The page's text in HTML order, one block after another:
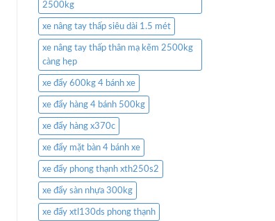
2500kg
xe nâng tay thấp siêu dài 1.5 mét
xe nâng tay thấp thân mạ kẽm 2500kg
càng hẹp
xe đẩy 600kg 4 bánh xe
xe đẩy hàng 4 bánh 500kg
xe đẩy hàng x370c
xe đẩy mặt bàn 4 bánh xe
xe đẩy phong thạnh xth250s2
xe đẩy sàn nhựa 300kg
xe đẩy xtl130ds phong thạnh